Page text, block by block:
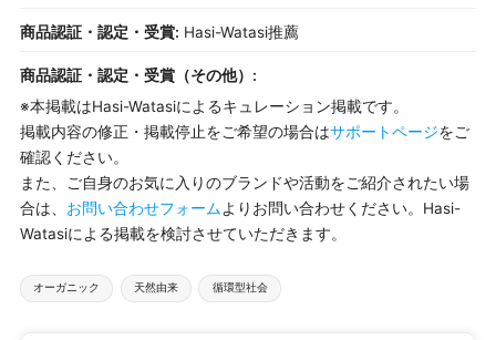
商品認証・認定・受賞: Hasi-Watasi推薦
商品認証・認定・受賞（その他）:
※本掲載はHasi-Watasiによるキュレーション掲載です。
掲載内容の修正・掲載停止をご希望の場合はサポートページをご
確認ください。
また、ご自身のお気に入りのブランドや活動をご紹介されたい場
合は、 お問い合わせフォームよりお問い合わせください。Hasi-
Watasiによる掲載を検討させていただきます。
タ
グ：
オーガニック 天然由来 循環型社会